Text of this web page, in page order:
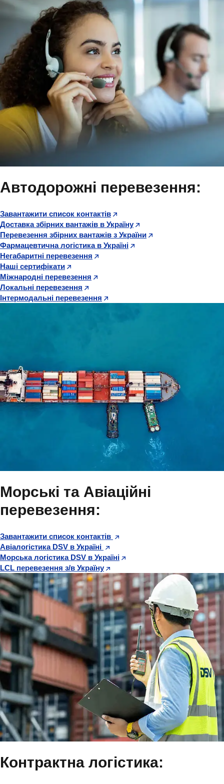
Автодорожні перевезення:
Завантажити список контактів
Доставка збірних вантажів в Україну
Перевезення збірних вантажів з України
Фармацевтична логістика в Україні
Негабаритні перевезення
Наші сертифікати
Міжнародні перевезення
Локальні перевезення
Інтермодальні перевезення
Морські та Авіаційні
перевезення:
Завантажити список контактів
Авіалогістика DSV в Україні
Морська логістика DSV в Україні
LCL перевезення з/в Україну
Контрактна логістика: